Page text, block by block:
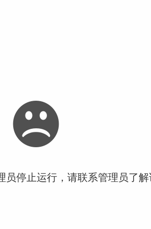
员停止运行，请联系管理员了